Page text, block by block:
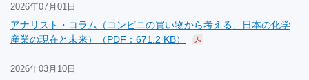
2026年07月01日
アナリスト・コラム（コンビニの買い物から考える、日本の化学
産業の現在と未来）（PDF：671.2 KB）
2026年03月10日